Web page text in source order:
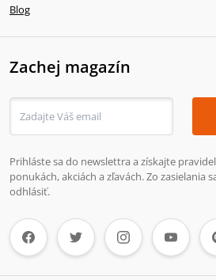
Blog
Zachej magazín
Prihláste sa do newslettra a získajte
ponukách, akciách a zľavách. Zo zasielania
odhlásiť.